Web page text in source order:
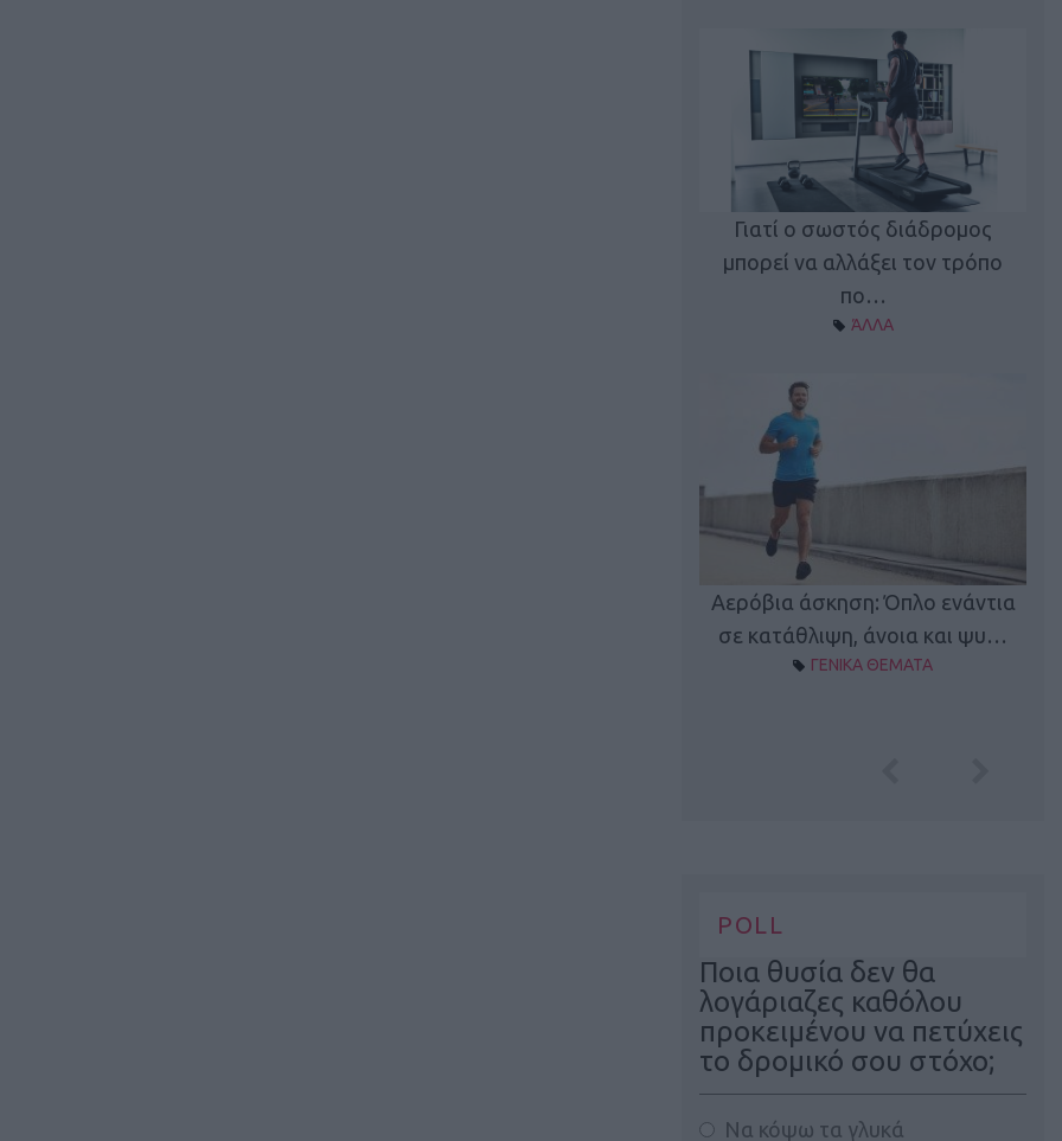
Γιατί ο σωστός διάδρομος
μπορεί να αλλάξει τον τρόπο
πο…
ΆΛΛΑ
Αερόβια άσκηση: Όπλο ενάντια
σε κατάθλιψη, άνοια και ψυ…
ΓΕΝΙΚΑ ΘΕΜΑΤΑ
POLL
Ποια θυσία δεν θα
λογάριαζες καθόλου
προκειμένου να πετύχεις
το δρομικό σου στόχο;
Να κόψω τα γλυκά